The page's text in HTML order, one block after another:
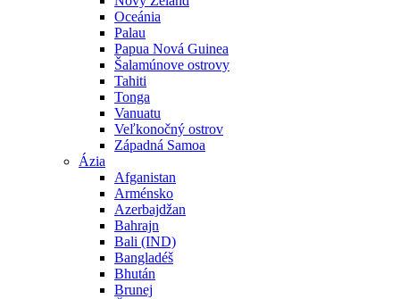
Oceánia
Palau
Papua Nová Guinea
Šalamúnove ostrovy
Tahiti
Tonga
Vanuatu
Veľkonočný ostrov
Západná Samoa
Ázia
Afganistan
Arménsko
Azerbajdžan
Bahrajn
Bali (IND)
Bangladéš
Bhután
Brunej